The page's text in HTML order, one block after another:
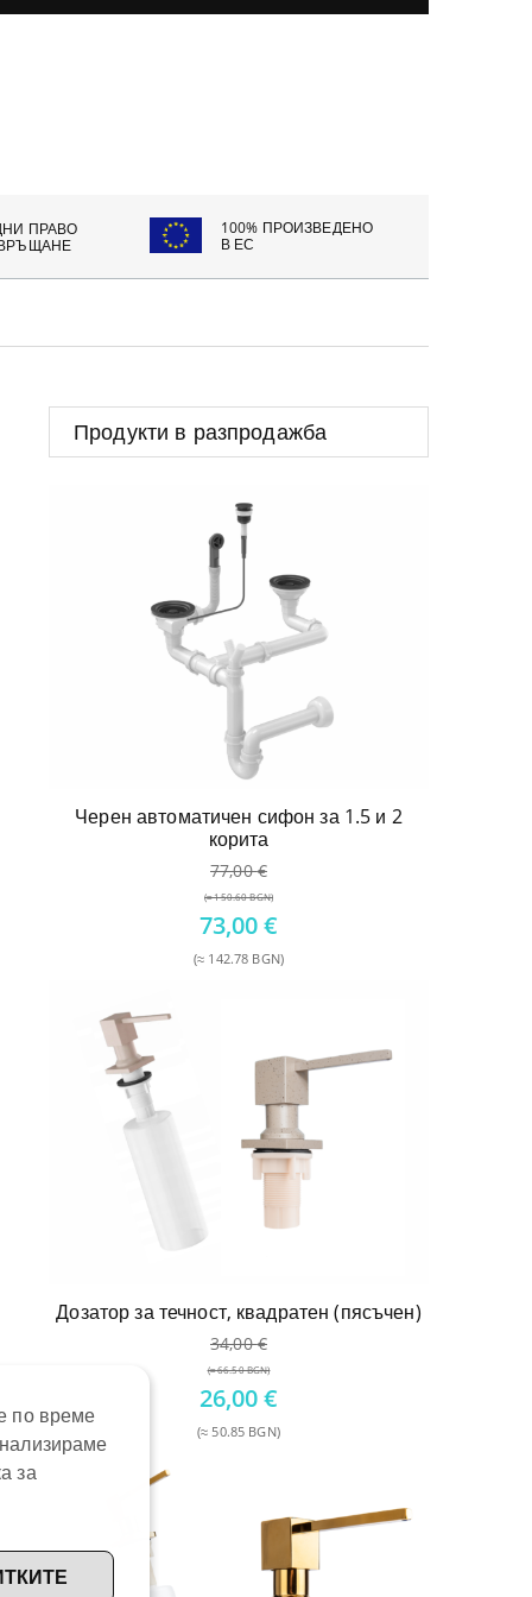
ПРАВО
100% ПРОИЗВЕДЕНО
В ЕС
Продукти в разпродажба
Черен автоматичен сифон за 1.5 и 2
корита
77,00€
(≈ 150.60 BGN)
Original
price
was:
73,00€
(≈ 142.78 BGN)
73,00 €.
Дозатор за течност, квадратен (пясъчен)
34,00€
(≈ 66.50 BGN)
Original
price
was:
26,00€
(≈ 50.85 BGN)
26,00 €.
по време
за